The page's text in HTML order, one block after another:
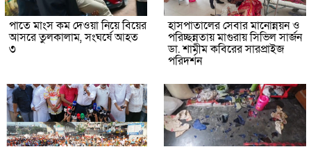
পাতে মাংস কম দেওয়া নিয়ে বিয়ের
আসরে তুলকালাম, সংঘর্ষে আহত
৩
হাসপাতালের সেবার মানোন্নয়ন ও
পরিচ্ছন্নতায় মাগুরায় সিভিল সার্জন
ডা. শামীম কবিরের সারপ্রাইজ
পরিদর্শন